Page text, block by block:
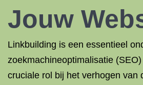
Jouw
Linkbuilding is een essentieel
zoekmachineoptimalisatie
cruciale rol bij het verhogen van